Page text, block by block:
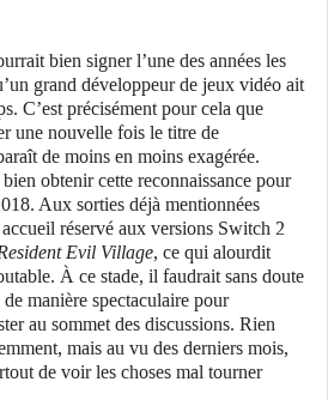
bien signer l’une des années les
grand développeur de jeux vidéo ait
C’est précisément pour cela que
une nouvelle fois le titre de
de moins en moins exagérée.
obtenir cette reconnaissance pour
Aux sorties déjà mentionnées
réservé aux versions Switch 2
Evil Village, ce qui alourdit
À ce stade, il faudrait sans doute
de manière spectaculaire pour
au sommet des discussions. Rien
mais au vu des derniers mois,
de voir les choses mal tourner